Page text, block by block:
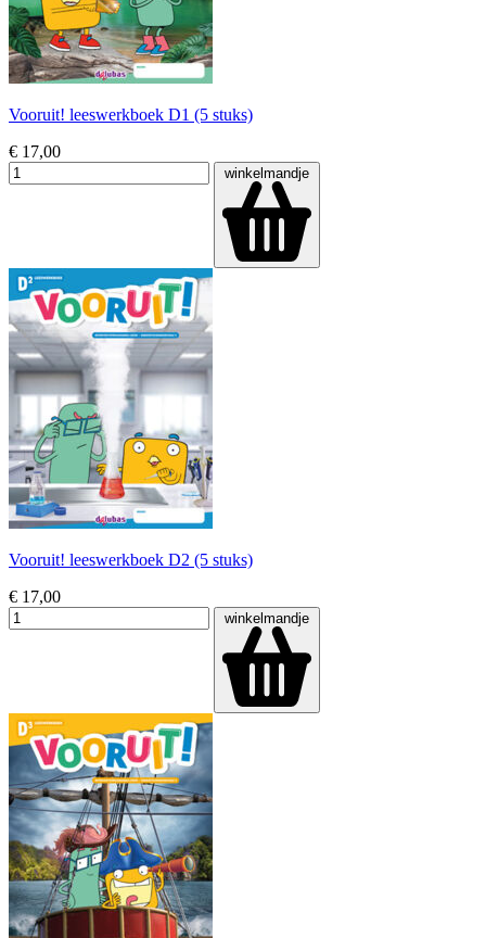
Vooruit! leeswerkboek D1 (5 stuks)
€ 17,00
winkelmandje
Vooruit! leeswerkboek D2 (5 stuks)
€ 17,00
winkelmandje